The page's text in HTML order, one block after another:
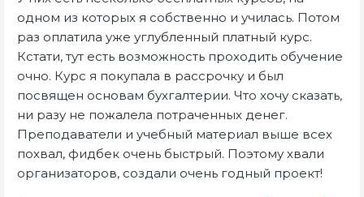
одном из которых я собственно и училась. Потом
раз оплатила уже углубленный платный курс.
Кстати, тут есть возможность проходить обучение
очно. Курс я покупала в рассрочку и был
посвящен основам бухгалтерии. Что хочу сказать,
ни разу не пожалела потраченных денег.
Преподаватели и учебный материал выше всех
похвал, фидбек очень быстрый. Поэтому хвали
организаторов, создали очень годный проект!